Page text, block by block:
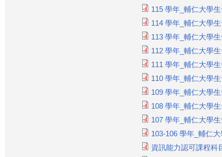
115 學年_輔仁大學
114 學年_輔仁大學
113 學年_輔仁大學
112 學年_輔仁大學
111 學年_輔仁大學
110 學年_輔仁大學
109 學年_輔仁大學
108 學年_輔仁大學
107 學年_輔仁大學
103-106 學年_輔仁
資訊能力認可課程科